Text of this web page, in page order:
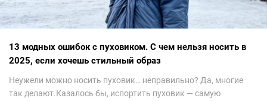
13 модных ошибок с пуховиком. С чем нельзя носить в
2025, если хочешь стильный образ
Неужели можно носить пуховик… неправильно? Да, многие
так делают.Казалось бы, испортить пуховик — самую